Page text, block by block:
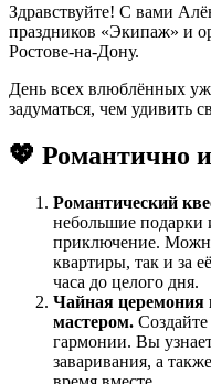
Здравствуйте! С вами
праздников «Экипаж» и
Ростове-на-Дону.
День всех влюблённых
задуматься, чем удивить
💖 Романтично
Романтический
небольшие подарки
приключение.
квартиры, так и за
часа до целого дня.
Чайная церемония
мастером.
гармонии. Вы
заваривания, а